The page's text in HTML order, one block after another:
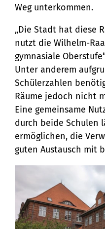
Weg unterkommen.
„Die Stadt hat diese
nutzt die Wilhelm-
gymnasiale
Unter anderem
Schülerzahlen
Räume jedoch nicht
Eine gemeinsame
durch beide Schulen
ermöglichen, die
guten Austausch mit